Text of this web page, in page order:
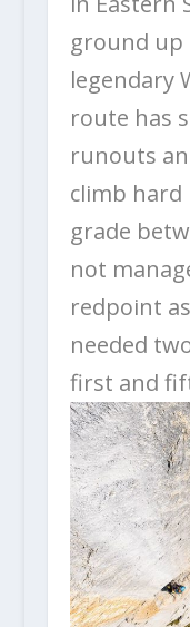
ground up
legendary
route has
runouts
climb hard
grade
not
redpoint
needed
first and